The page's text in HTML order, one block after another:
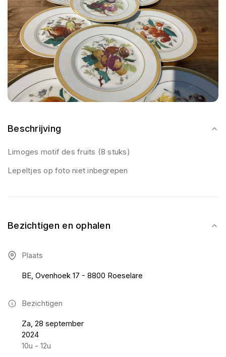
Beschrijving
Limoges motif des fruits (8 stuks)
Lepeltjes op foto niet inbegrepen
Bezichtigen en ophalen
Plaats
BE, Ovenhoek 17 - 8800 Roeselare
Bezichtigen
Za, 28 september
2024
10u - 12u